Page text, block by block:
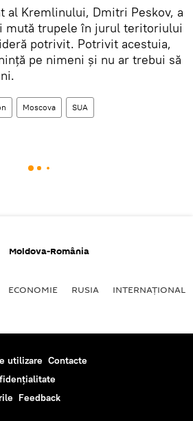
al Kremlinului, Dmitri Peskov, a
mută trupele în jurul teritoriului
potrivit. Potrivit acestuia,
pe nimeni și nu ar trebui să
Moscova SUA
Moldova-România
ECONOMIE RUSIA INTERNAŢIONAL
utilizare Contacte
Feedback